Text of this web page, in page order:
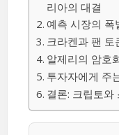
리아의 대결
예측 시장의 폭
크라켄과 팬 토
알제리의 암호
투자자에게 주
결론: 크립토와